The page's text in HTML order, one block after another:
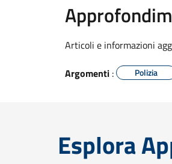
Articoli e informazioni
Argomenti : Polizia
Esplora